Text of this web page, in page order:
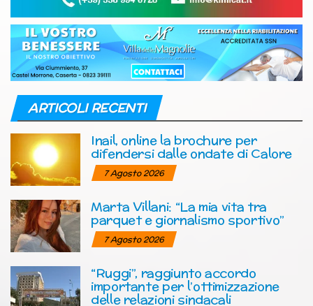
ARTICOLI RECENTI
Inail, online la brochure per
difendersi dalle ondate di Calore
7 Agosto 2026
Marta Villani: “La mia vita tra
parquet e giornalismo sportivo”
7 Agosto 2026
“Ruggi”, raggiunto accordo
importante per l’ottimizzazione
delle relazioni sindacali